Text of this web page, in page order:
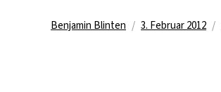
Autor
Benjamin Blinten
Veröffentlicht
3. Februar 2012